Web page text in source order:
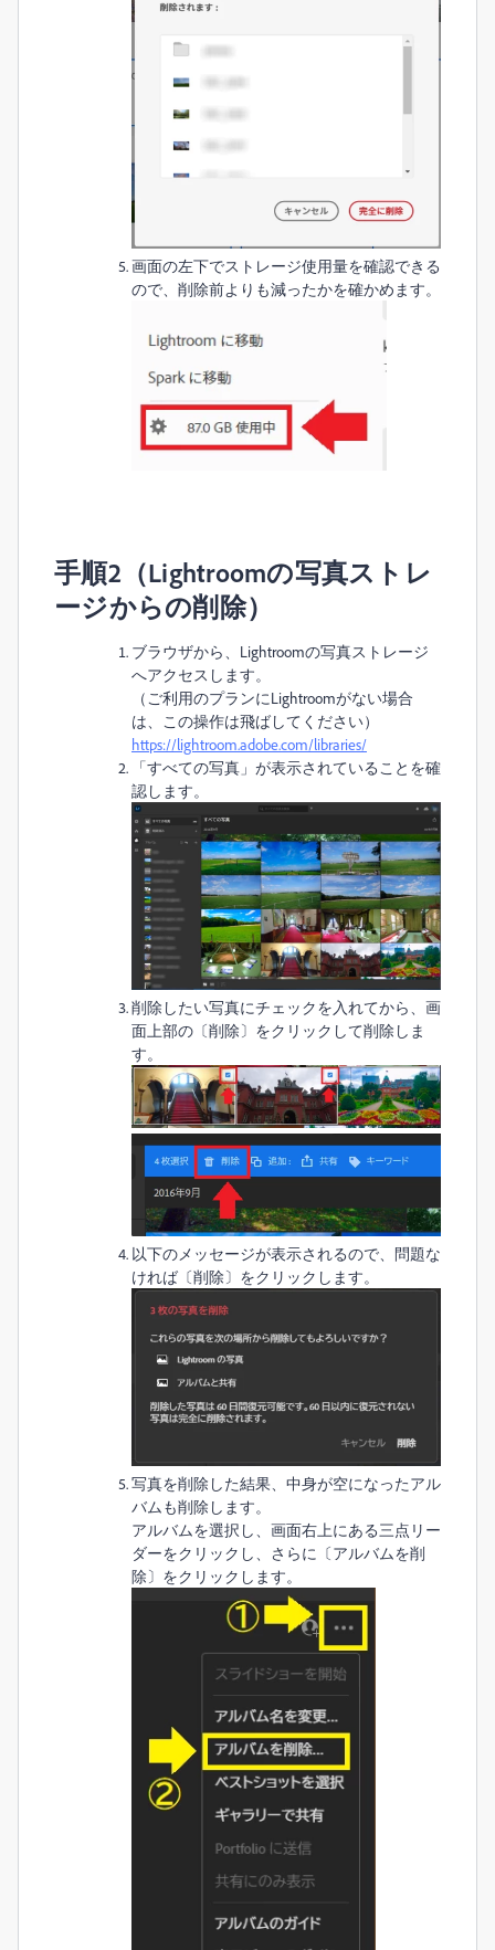
画面の左下でストレージ使用量を確認できる
ので、削除前よりも減ったかを確かめます。
手順2（Lightroomの写真ストレ
ージからの削除）
ブラウザから、Lightroomの写真ストレージ
へアクセスします。
（ご利用のプランにLightroomがない場合
は、この操作は飛ばしてください）
https://lightroom.adobe.com/libraries/
「すべての写真」が表示されていることを確
認します。
削除したい写真にチェックを入れてから、画
面上部の〔削除〕をクリックして削除しま
す。
以下のメッセージが表示されるので、問題な
ければ〔削除〕をクリックします。
写真を削除した結果、中身が空になったアル
バムも削除します。
アルバムを選択し、画面右上にある三点リー
ダーをクリックし、さらに〔アルバムを削
除〕をクリックします。